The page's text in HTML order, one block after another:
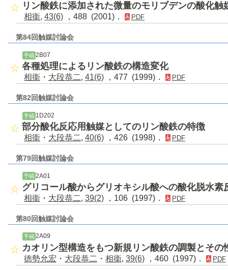
リン酸鉄に添加された微量のモリブデンの酸化触
相衞, 43(6) ，488 (2001)． PDF
第84回触媒討論会
予稿 2B07
各種処理によるリン酸鉄の構造変化
相衞 ・ 大段恭二, 41(6) ，477 (1999)． PDF
第82回触媒討論会
予稿1D202
部分酸化反応用触媒としてのリン酸鉄の特徴
相衞 ・ 大段恭二, 40(6) ，426 (1998)． PDF
第79回触媒討論会
予稿 2A01
グリコール酸からグリオキシル酸への酸化脱水素
相衞 ・ 大段恭二, 39(2) ，106 (1997)． PDF
第80回触媒討論会
予稿 2A09
カオリン型構造をもつ新規リン酸鉄の調製とその
徳勢允宏 ・ 大段恭二 ・ 相衞, 39(6) ，460 (1997)． PDF